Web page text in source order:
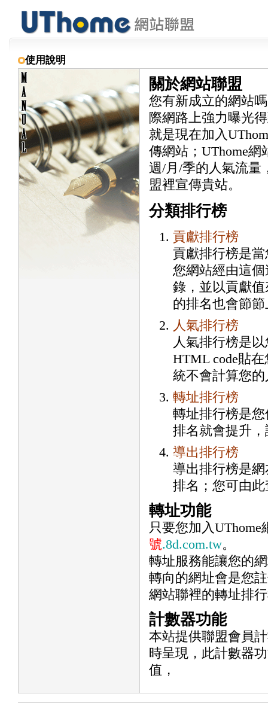
使用說明
關於網站聯盟
您有新成立的網站
際網路上強力曝光
就是現在加入
傳網站；UThome
週/月/季的人氣流量
盟裡宣傳貴站。
分類排行榜
貢獻排行榜
貢獻排行榜是
您網站經由這
錄，並以貢獻
的排名也會節
人氣排行榜
人氣排行榜是
HTML code貼
統不會計算您
轉址排行榜
轉址排行榜是
排名就會提升
導出排行榜
導出排行榜是
排名；您可由
轉址功能
只要您加入
號.8d.com.tw。
轉址服務能讓您的
轉向的網址會是您
網站聯裡的轉址排
計數器功能
本站提供聯盟會員
時呈現，此計數器
值，